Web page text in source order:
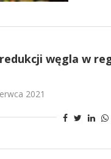
węgla w
2021